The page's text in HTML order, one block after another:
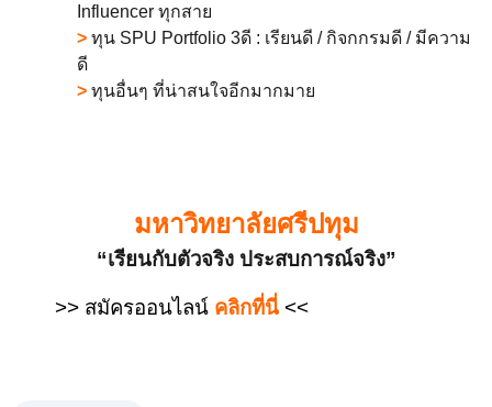
Influencer ทุกสาย
> ทุน SPU Portfolio 3ดี : เรียนดี / กิจกกรมดี / มีความ
ดี
> ทุนอื่นๆ ที่น่าสนใจอีกมากมาย
มหาวิทยาลัยศรีปทุม
“เรียนกับตัวจริง ประสบการณ์จริง”
>> สมัครออนไลน์ คลิกที่นี่ <<